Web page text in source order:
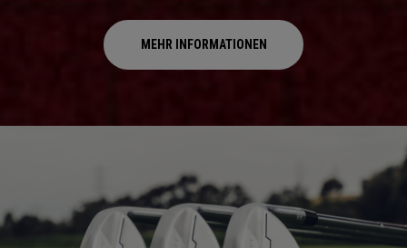
MEHR INFORMATIONEN